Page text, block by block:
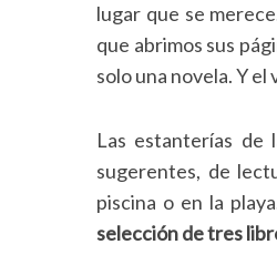
lugar que se
que abrimos sus
solo una novela. Y
Las estanterías de
sugerentes, de
piscina o en la
selección de tres